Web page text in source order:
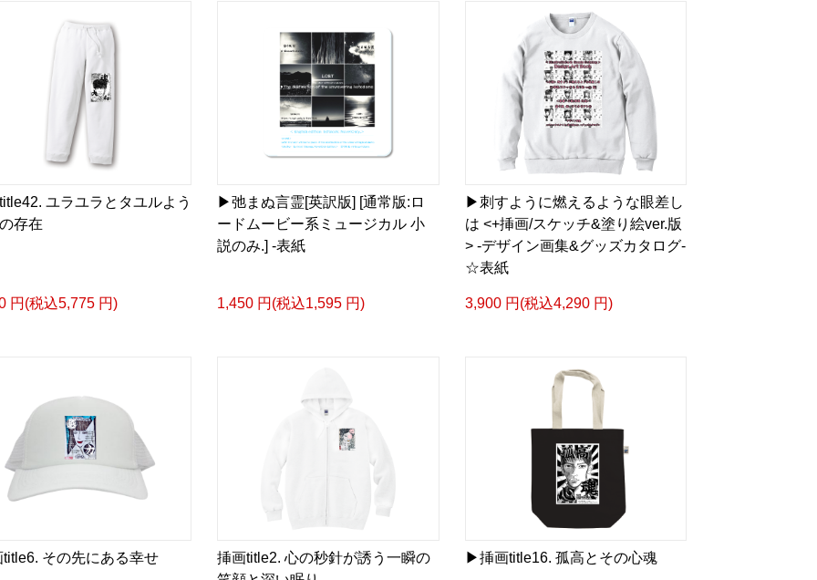
▶︎SUZURI https://suzuri.jp/ririkazetakeru
▶︎UP-T up-t.jp/creator/66b9c067ae64e
▶︎GICLEEPOD
https://gicleepod.com/store/artist-ririkazetakeru
ユラユラとタユルよう
存在
円(税込5,775 円)
▶︎弛まぬ言霊[英訳版] [通常版:ロ
ードムービー系ミュージカル 小
説のみ.] -表紙
1,450 円(税込1,595 円)
▶︎刺すように燃えるような眼差し
は <+挿画/スケッチ&塗り絵ver.版
> -デザイン画集&グッズカタログ-
☆表紙
3,900 円(税込4,290 円)
title6. その先にある幸せ
挿画title2. 心の秒針が誘う一瞬の
▶︎挿画title16. 孤高とその心魂